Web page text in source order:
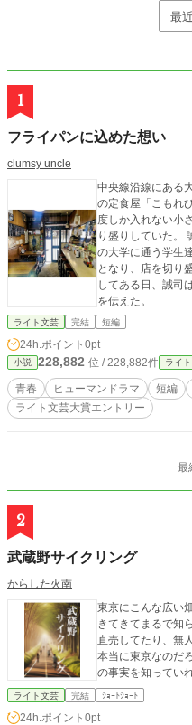
1
フライパンに込めた想い
clumsy uncle
中央線沿線にある
の定食屋「こもれ
度しか入れない小
り盛りしていた。
の大学に通う学生
となり、店を切り
してある日、誠司
を伝えた。
ライト文芸 完結 短編
24h.ポイント 0pt
小説 228,882 位 / 228,882件 ライ
青春 ヒューマンドラマ 短編
ライト文芸大賞エントリー
最
2
武蔵野サイクリング
からした火南
東京にこんな広い
きてきてまるで知
直売してたり、無
本当に東京なのだ
の事実を知ってい
ライト文芸 完結 ｼｮｰﾄｼｮｰﾄ
24h.ポイント 0pt